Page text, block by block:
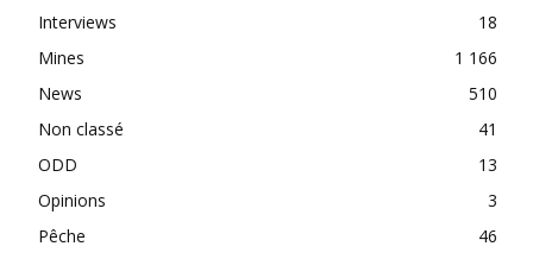
Interviews
18
Mines
1 166
News
510
Non classé
41
ODD
13
Opinions
3
Pêche
46